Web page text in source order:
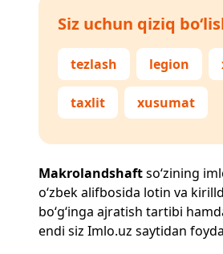
Siz uchun qiziq
tezlash legion
taxlit xusumat
Makrolandshaftso‘zining
o‘zbek alifbosida lotin va
bo‘g‘inga ajratish tartibi
endi siz Imlo.uz saytidan